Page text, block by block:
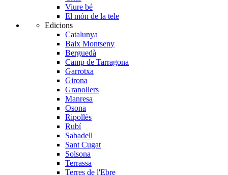
Viure bé
El món de la tele
Edicions
Catalunya
Baix Montseny
Berguedà
Camp de Tarragona
Garrotxa
Girona
Granollers
Manresa
Osona
Ripollès
Rubí
Sabadell
Sant Cugat
Solsona
Terrassa
Terres de l'Ebre